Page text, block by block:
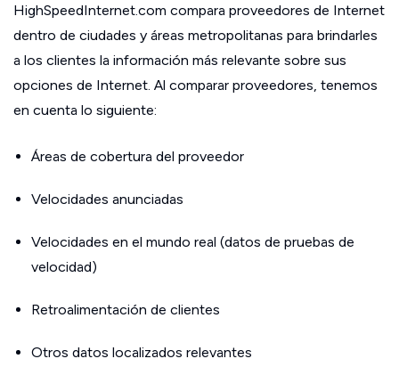
HighSpeedInternet.com compara proveedores de Internet
dentro de ciudades y áreas metropolitanas para brindarles
a los clientes la información más relevante sobre sus
opciones de Internet. Al comparar proveedores, tenemos
en cuenta lo siguiente:
Áreas de cobertura del proveedor
Velocidades anunciadas
Velocidades en el mundo real (datos de pruebas de
velocidad)
Retroalimentación de clientes
Otros datos localizados relevantes